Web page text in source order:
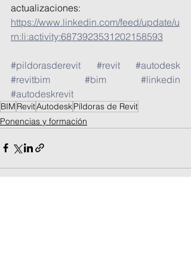
actualizaciones:
https://www.linkedin.com/feed/update/u
rn:li:activity:6873923531202158593
#pildorasderevit #revit
#autodesk
#revitbim
#bim
#linkedin
#autodeskrevit
BIM RevitAutodeskPíldoras de Revit
Ponencias y formación